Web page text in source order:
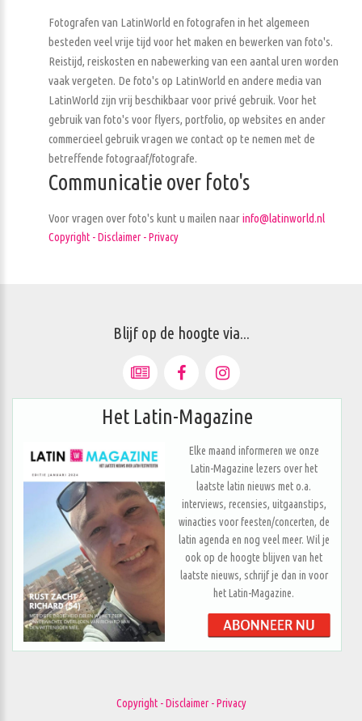
Fotografen van LatinWorld en fotografen in het algemeen
besteden veel vrije tijd voor het maken en bewerken van foto's.
Reistijd, reiskosten en nabewerking van een aantal uren worden
vaak vergeten. De foto's op LatinWorld en andere media van
LatinWorld zijn vrij beschikbaar voor privé gebruik. Voor het
gebruik van foto's voor flyers, portfolio, op websites en ander
commercieel gebruik vragen we contact op te nemen met de
betreffende fotograaf/fotografe.
Communicatie over foto's
Voor vragen over foto's kunt u mailen naarinfo@latinworld.nl
Copyright - Disclaimer - Privacy
Blijf op de hoogte via...
Het Latin-Magazine
Elke maand informeren we onze
Latin-Magazine lezers over het
laatste latin nieuws met o.a.
interviews, recensies, uitgaanstips,
winacties voor feesten/concerten, de
latin agenda en nog veel meer. Wil je
ook op de hoogte blijven van het
laatste nieuws, schrijf je dan in voor
het Latin-Magazine.
Copyright - Disclaimer - Privacy